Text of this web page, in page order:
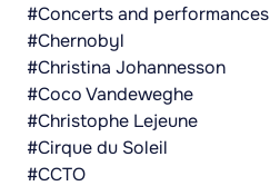
#Concerts and performances
#Chernobyl
#Christina Johannesson
#Coco Vandeweghe
#Christophe Lejeune
#Cirque du Soleil
#CCTO